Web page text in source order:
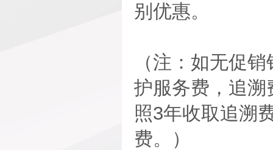
别优惠。
（注：如无促
护服务费，追
照3年收取追溯
费。）